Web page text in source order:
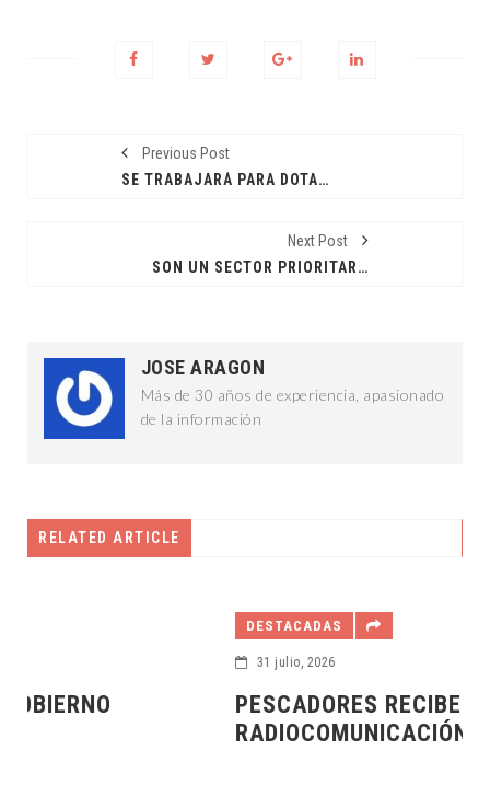
Previous Post
SE TRABAJARÁ PARA DOTAR DE MÁS VIALIDADES Y SERVICIOS PÚBLICOS: RBC
Next Post
SON UN SECTOR PRIORITARIO PARA ATENDER EN ESTÁ CAMPAÑA: JAM
JOSE ARAGON
Más de 30 años de experiencia, apasionado
de la información
RELATED ARTICLE
PESCADORES RECIBEN EQUIPO DE
RADIOCOMUNICACIÓN